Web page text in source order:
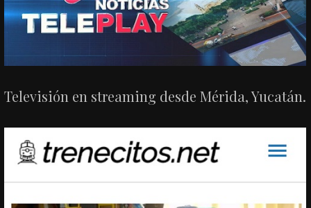
Televisión en streaming desde Mérida, Yucatán.